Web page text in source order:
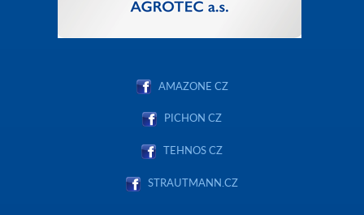
AMAZONE CZ
PICHON CZ
TEHNOS CZ
STRAUTMANN.CZ